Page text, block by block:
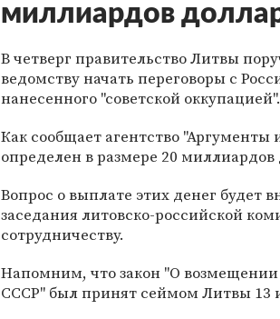
миллиардов
В четверг правительство Литвы
ведомству начать переговоры с
нанесенного "советской оккупацией".
Как сообщает агентство
определен в размере 20 миллиардов
Вопрос о выплате этих денег будет
заседания литовско-российской
сотрудничеству.
Напомним, что закон "О
СССР" был принят сеймом Литвы 13